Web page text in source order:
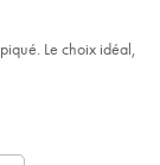
5
Le choix idéal,